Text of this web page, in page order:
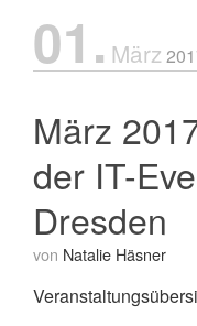
01. März
März
der IT-
Dresden
von Natalie Häsner